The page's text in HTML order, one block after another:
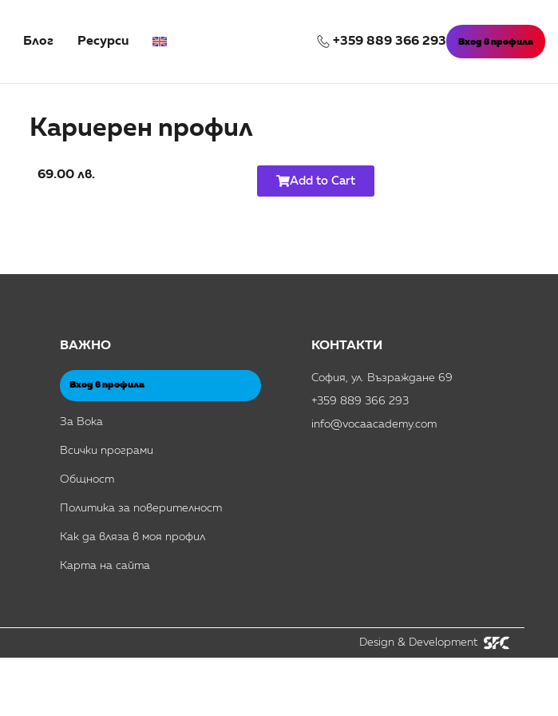
Блог Ресурси +359 889 366 293 Вход в профила
Кариерен профил
69.00 лв. Add to Cart
ВАЖНО
Вход в профила
За Вока
Всички програми
Общност
Политика за поверителност
Как да вляза в моя профил
Карта на сайта
КОНТАКТИ
София, ул. Възраждане 69
+359 889 366 293
info@vocaacademy.com
Design & Development